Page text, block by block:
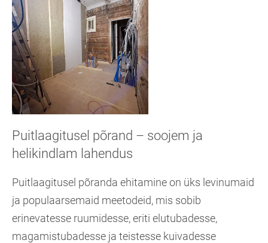
Puitlaagitusel põrand – soojem ja
helikindlam lahendus
Puitlaagitusel põranda ehitamine on üks levinumaid
ja populaarsemaid meetodeid, mis sobib
erinevatesse ruumidesse, eriti elutubadesse,
magamistubadesse ja teistesse kuivadesse